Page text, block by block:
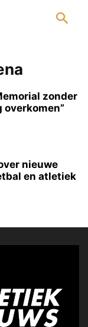
zonder
overkomen”
nieuwe
en atletiek